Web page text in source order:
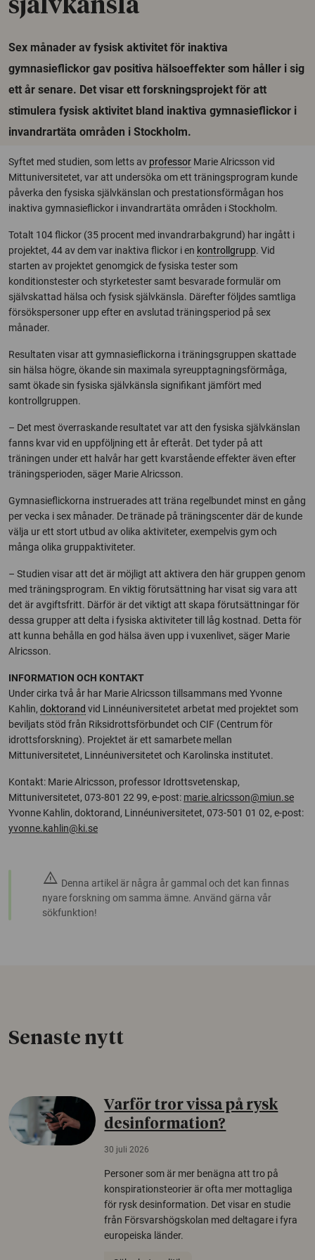
självkänsla
Sex månader av fysisk aktivitet för inaktiva
gymnasieflickor gav positiva hälsoeffekter som håller i sig
ett år senare. Det visar ett forskningsprojekt för att
stimulera fysisk aktivitet bland inaktiva gymnasieflickor i
invandrartäta områden i Stockholm.
Syftet med studien, som letts av professor Marie Alricsson vid
Mittuniversitetet, var att undersöka om ett träningsprogram kunde
påverka den fysiska självkänslan och prestationsförmågan hos
inaktiva gymnasieflickor i invandrartäta områden i Stockholm.
Totalt 104 flickor (35 procent med invandrarbakgrund) har ingått i
projektet, 44 av dem var inaktiva flickor i en kontrollgrupp. Vid
starten av projektet genomgick de fysiska tester som
konditionstester och styrketester samt besvarade formulär om
självskattad hälsa och fysisk självkänsla. Därefter följdes samtliga
försökspersoner upp efter en avslutad träningsperiod på sex
månader.
Resultaten visar att gymnasieflickorna i träningsgruppen skattade
sin hälsa högre, ökande sin maximala syreupptagningsförmåga,
samt ökade sin fysiska självkänsla signifikant jämfört med
kontrollgruppen.
– Det mest överraskande resultatet var att den fysiska självkänslan
fanns kvar vid en uppföljning ett år efteråt. Det tyder på att
träningen under ett halvår har gett kvarstående effekter även efter
träningsperioden, säger Marie Alricsson.
Gymnasieflickorna instruerades att träna regelbundet minst en gång
per vecka i sex månader. De tränade på träningscenter där de kunde
välja ur ett stort utbud av olika aktiviteter, exempelvis gym och
många olika gruppaktiviteter.
– Studien visar att det är möjligt att aktivera den här gruppen genom
med träningsprogram. En viktig förutsättning har visat sig vara att
det är avgiftsfritt. Därför är det viktigt att skapa förutsättningar för
dessa grupper att delta i fysiska aktiviteter till låg kostnad. Detta för
att kunna behålla en god hälsa även upp i vuxenlivet, säger Marie
Alricsson.
INFORMATION OCH KONTAKT
Under cirka två år har Marie Alricsson tillsammans med Yvonne
Kahlin, doktorand vid Linnéuniversitetet arbetat med projektet som
beviljats stöd från Riksidrottsförbundet och CIF (Centrum för
idrottsforskning). Projektet är ett samarbete mellan
Mittuniversitetet, Linnéuniversitetet och Karolinska institutet.
Kontakt: Marie Alricsson, professor Idrottsvetenskap,
Mittuniversitetet, 073-801 22 99, e-post: marie.alricsson@miun.se
Yvonne Kahlin, doktorand, Linnéuniversitetet, 073-501 01 02, e-post:
yvonne.kahlin@ki.se
warning Denna artikel är några år gammal och det kan finnas
nyare forskning om samma ämne. Använd gärna vår
sökfunktion!
Senaste nytt
Varför tror vissa på rysk
desinformation?
30 juli 2026
Personer som är mer benägna att tro på
konspirationsteorier är ofta mer mottagliga
för rysk desinformation. Det visar en studie
från Försvarshögskolan med deltagare i fyra
europeiska länder.